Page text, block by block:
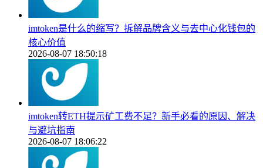
imtoken是什么的缩写？拆解品牌含义与去中心化钱包的
核心价值
2026-08-07 18:50:18
imtoken转ETH提示矿工费不足？新手必看的原因、解决
与避坑指南
2026-08-07 18:06:22